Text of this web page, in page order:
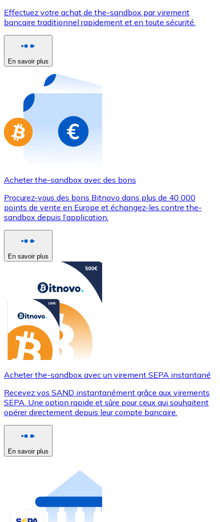
Utilisez les cartes Visa et Mastercard pour acheter
Acheter avec carte
Nouveau
Achetez des cartes-cadeaux de vos marques
Aller à la boutique de cartes-cadeaux
Effectuez votre achat de the-sandbox par virement
bancaire traditionnel rapidement et en toute sécurité.
En savoir plus
Acheter the-sandbox avec des bons
Procurez-vous des bons Bitnovo dans plus de 40 000
points de vente en Europe et échangez-les contre the-
sandbox depuis l’application.
En savoir plus
Acheter the-sandbox avec un virement SEPA instantané
Recevez vos SAND instantanément grâce aux virements
SEPA. Une option rapide et sûre pour ceux qui souhaitent
opérer directement depuis leur compte bancaire.
En savoir plus